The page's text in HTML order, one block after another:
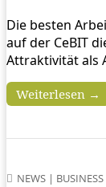
Die besten
auf der CeBIT
Attraktivität als
Weiterlesen →
NEWS | BUSINESS